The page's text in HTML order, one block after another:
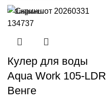
Закрыть
Кулер для воды
Aqua Work 105-LDR
Венге